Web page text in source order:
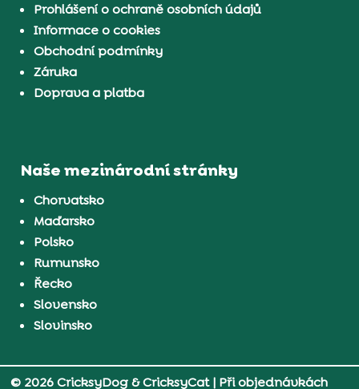
Prohlášení o ochraně osobních údajů
Informace o cookies
Obchodní podmínky
Záruka
Doprava a platba
Naše mezinárodní stránky
Chorvatsko
Maďarsko
Polsko
Rumunsko
Řecko
Slovensko
Slovinsko
© 2026 CricksyDog & CricksyCat| Při objednávkách